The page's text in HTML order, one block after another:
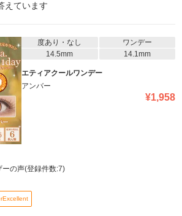
えています
度あり・なし
ワンデー
14.5mm
14.1mm
エティアクールワンデー
アンバー
¥1,958
ーの声(登録件数:7)